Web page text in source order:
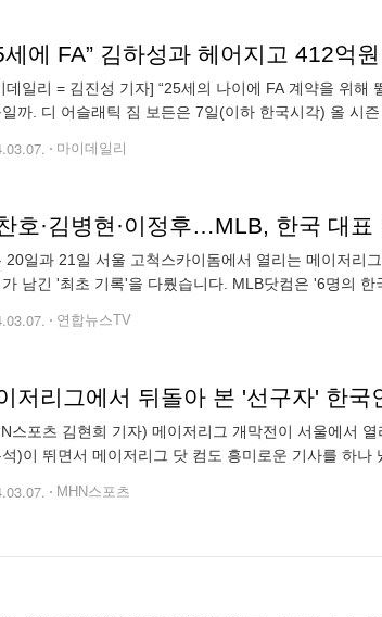
데일리 = 김진성 기자] “25세의 나이에 FA 계약을 위
까. 디 어슬래틱 짐 보든은 7일(이하 한국시각) 올 시
마이데일리
호·김병현·이정후…MLB, 한국 대표
20일과 21일 서울 고척스카이돔에서 열리는 메이저리
가 남긴 '최초 기록'을 다뤘습니다. MLB닷컴은 '6명의
연합뉴스TV
저리그에서 뒤돌아 본 '선구자' 한국
스포츠 김현희 기자) 메이저리그 개막전이 서울에서
석)이 뛰면서 메이저리그 닷 컴도 흥미로운 기사를 하
MHN스포츠